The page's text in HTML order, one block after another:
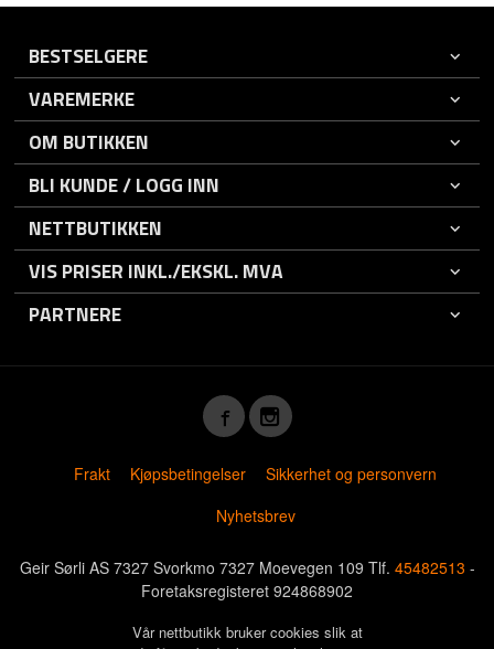
BESTSELGERE
VAREMERKE
OM BUTIKKEN
BLI KUNDE / LOGG INN
NETTBUTIKKEN
VIS PRISER INKL./EKSKL. MVA
PARTNERE
Frakt Kjøpsbetingelser
Sikkerhet og personvern
Nyhetsbrev
Geir Sørli AS 7327 Svorkmo 7327 Moevegen 109 Tlf. 45482513 -
Foretaksregisteret 924868902
Vår nettbutikk bruker cookies slik at